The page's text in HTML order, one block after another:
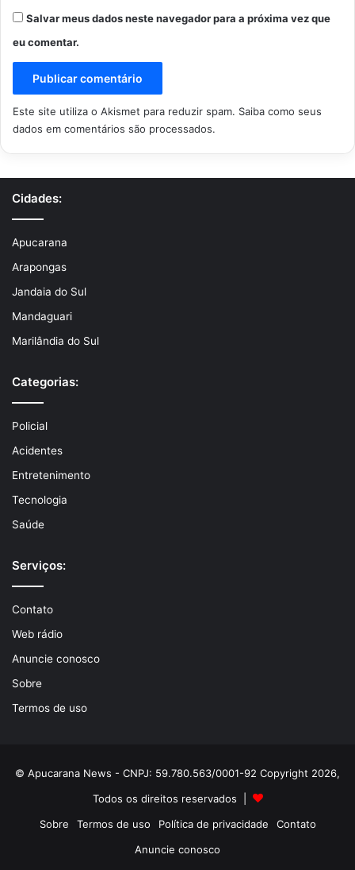
Salvar meus dados neste navegador para a próxima vez que
eu comentar.
Este site utiliza o Akismet para reduzir spam. Saiba como seus
dados em comentários são processados.
Cidades:
Apucarana
Arapongas
Jandaia do Sul
Mandaguari
Marilândia do Sul
Categorias:
Policial
Acidentes
Entretenimento
Tecnologia
Saúde
Serviços:
Contato
Web rádio
Anuncie conosco
Sobre
Termos de uso
© Apucarana News - CNPJ: 59.780.563/0001-92 Copyright 2026,
Todos os direitos reservados |
Sobre
Termos de uso Política de privacidade
Contato
Anuncie conosco